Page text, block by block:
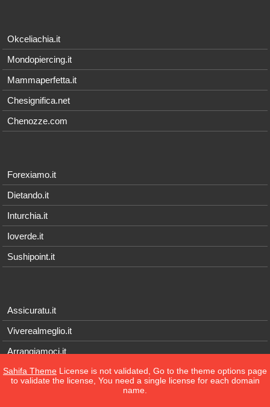
Okceliachia.it
Mondopiercing.it
Mammaperfetta.it
Chesignifica.net
Chenozze.com
Forexiamo.it
Dietando.it
Inturchia.it
Ioverde.it
Sushipoint.it
Assicuratu.it
Viverealmeglio.it
Arrangiamoci.it
Tecnichef.it
Sahifa Theme License is not validated, Go to the theme options page
to validate the license, You need a single license for each domain
name.